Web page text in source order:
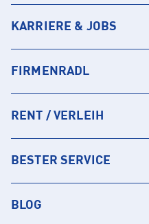
KARRIERE & JOBS
FIRMENRADL
RENT / VERLEIH
BESTER SERVICE
BLOG